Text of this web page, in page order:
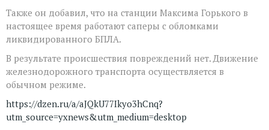
Также он добавил, что на станции Максима Горького в
настоящее время работают саперы с обломками
ликвидированного БПЛА.
В результате происшествия повреждений нет. Движение
железнодорожного транспорта осуществляется в
обычном режиме.
https://dzen.ru/a/aJQkU77Ikyo3hCnq?
utm_source=yxnews&utm_medium=desktop